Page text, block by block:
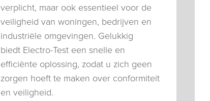
verplicht, maar ook essentieel voor de
veiligheid van woningen, bedrijven en
industriële omgevingen. Gelukkig
biedt Electro-Test een snelle en
efficiënte oplossing, zodat u zich geen
zorgen hoeft te maken over conformiteit
en veiligheid.